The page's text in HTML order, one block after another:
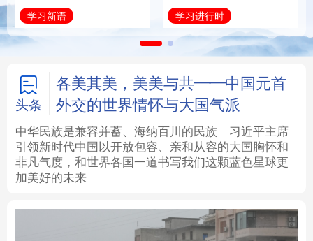
信息化 数字经济
学术中国 乡村振兴 银龄 溯源中国
城市 旅游 能源
彩票 娱乐 时尚 悦读
公益
学习新语 学习进行时
头条
各美其美，美美与共——中国元首
外交的世界情怀与大国气派
中华民族是兼容并蓄、海纳百川的民族
习近平主席
引领新时代中国以开放包容、亲和从容的大国胸怀和
非凡气度，和世界各国一道书写我们这颗蓝色星球更
加美好的未来